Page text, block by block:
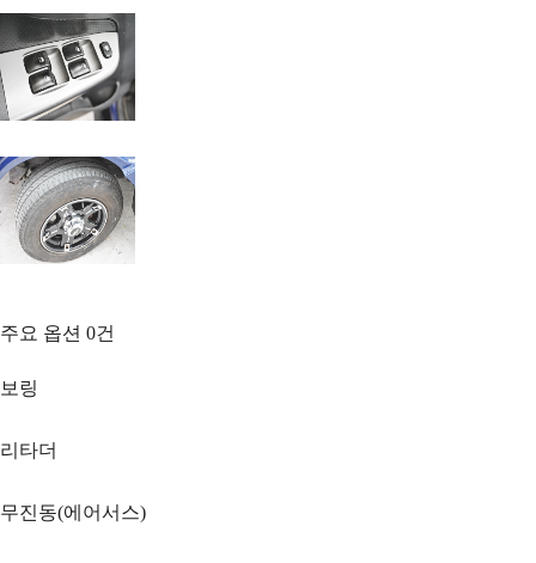
주요 옵션 0건
보링
리타더
무진동(에어서스)